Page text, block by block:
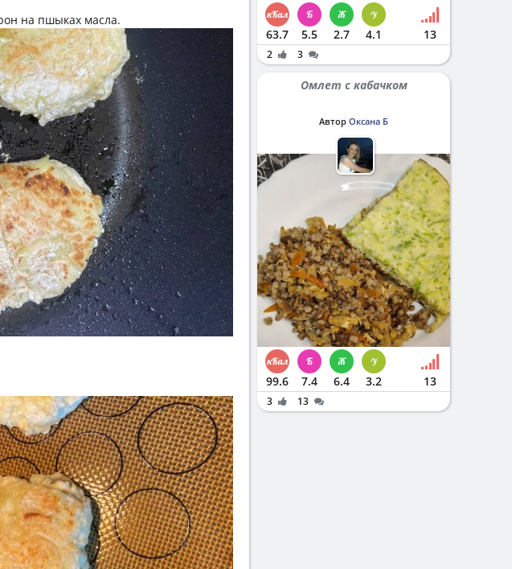
на пшыках масла.
63.7 5.5 2.7 4.1 13
2 3
Омлет с кабачком
Автор Оксана Б
99.6 7.4 6.4 3.2 13
3 13